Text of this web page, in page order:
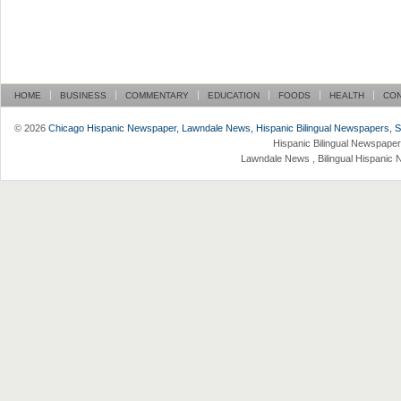
HOME BUSINESS COMMENTARY EDUCATION FOODS HEALTH
© 2026 Chicago Hispanic Newspaper, Lawndale News, Hispanic Bilingual Newspapers,
Hispanic Bilingual
Lawndale News , Bilingual Hispanic